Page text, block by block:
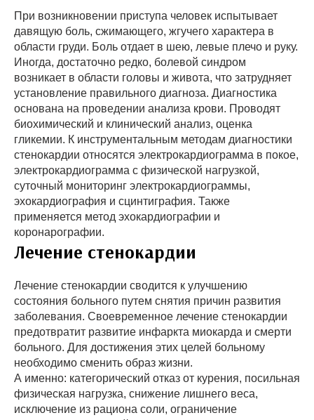
При возникновении приступа человек испытывает
давящую боль, сжимающего, жгучего характера в
области груди. Боль отдает в шею, левые плечо и руку.
Иногда, достаточно редко, болевой синдром
возникает в области головы и живота, что затрудняет
установление правильного диагноза. Диагностика
основана на проведении анализа крови. Проводят
биохимический и клинический анализ, оценка
гликемии. К инструментальным методам диагностики
стенокардии относятся электрокардиограмма в покое,
электрокардиограмма с физической нагрузкой,
суточный мониторинг электрокардиограммы,
эхокардиография и сцинтиграфия. Также
применяется метод эхокардиографии и
коронарографии.
Лечение стенокардии
Лечение стенокардии сводится к улучшению
состояния больного путем снятия причин развития
заболевания. Своевременное лечение стенокардии
предотвратит развитие инфаркта миокарда и смерти
больного. Для достижения этих целей больному
необходимо сменить образ жизни.
А именно: категорический отказ от курения, посильная
физическая нагрузка, снижение лишнего веса,
исключение из рациона соли, ограничение